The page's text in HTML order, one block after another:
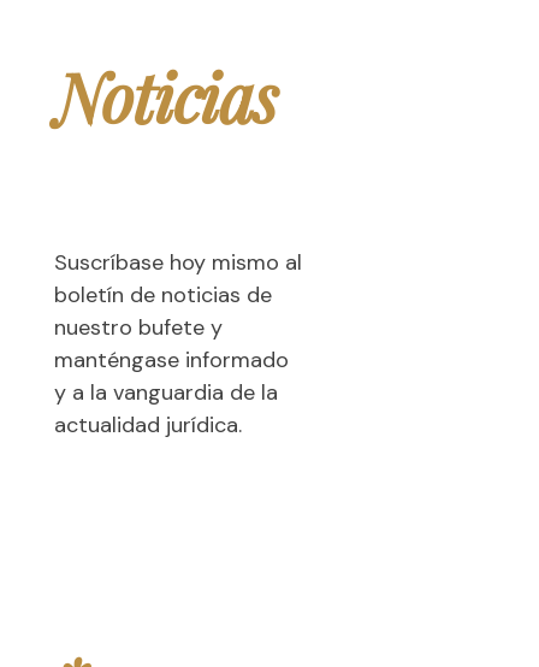
Noticias
Suscríbase hoy mismo al
boletín de noticias de
nuestro bufete y
manténgase informado
y a la vanguardia de la
actualidad jurídica.